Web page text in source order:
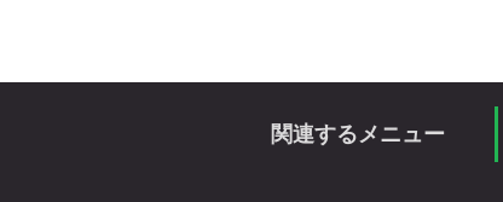
関連するメニュー